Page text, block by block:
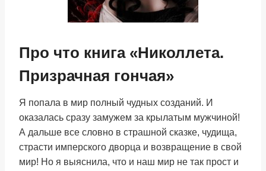
Про что книга «Николлета.
Призрачная гончая»
Я попала в мир полный чудных созданий. И
оказалась сразу замужем за крылатым мужчиной!
А дальше все словно в страшной сказке, чудища,
страсти имперского дворца и возвращение в свой
мир! Но я выяснила, что и наш мир не так прост и